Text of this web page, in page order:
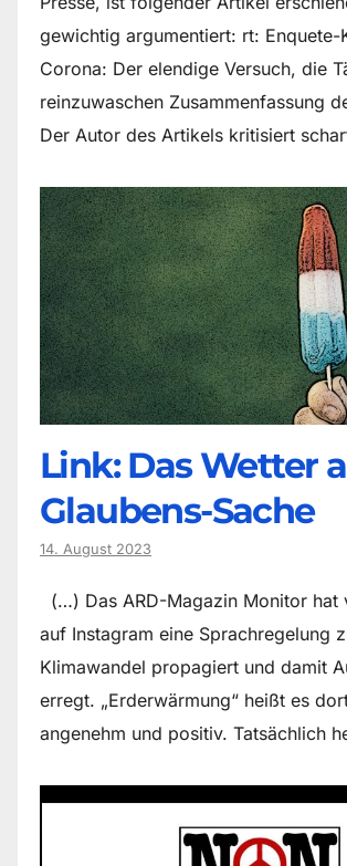
gewichtig argumentiert: rt: Enquete-
Corona: Der elendige Versuch, die
reinzuwaschen Zusammenfassung
Der Autor des Artikels kritisiert
Link: Das Wetter
Glaubens-Sache
14. August 2023
(…) Das ARD-Magazin Monitor hat
auf Instagram eine Sprachregelung
Klimawandel propagiert und damit
erregt. „Erderwärmung“ heißt es
angenehm und positiv. Tatsächlich